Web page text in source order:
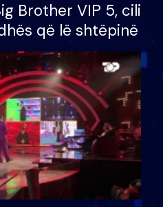
Brother VIP 5, cili
që lë shtëpinë